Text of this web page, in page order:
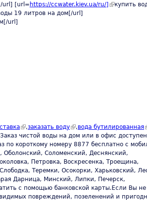
url] [url= https://ccwater.kiev.ua/ru/] (link is
купить
19 литров на дом[/url]
url]
(link is external)
,заказать воду(link is external)
,вода бутилированная
чистой воды на дом или в офис
по короткому номеру 8877 бесплатно с
Соломенский, Деснянский,
Петровка, Воскресенка, Троещина,
Теремки, Осокорки, Харьковский,
Дарница, Минский, Липки, Печерск,
с помощью банковской карты.Если Вы не
повреждений, позеленений и